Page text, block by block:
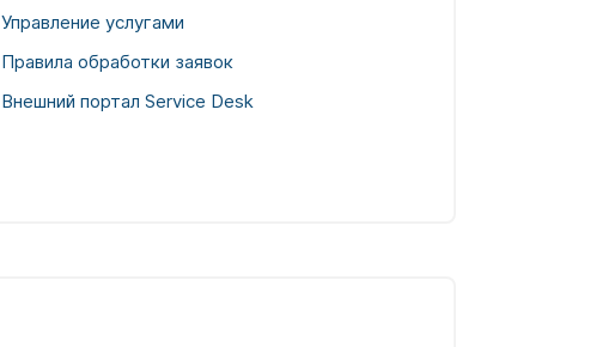
Управление услугами
Правила обработки заявок
Внешний портал Service Desk